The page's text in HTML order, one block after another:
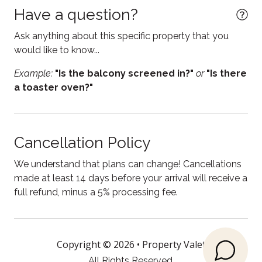
*Il s'agit d'une unité sans fumée
*Le café n'est pas fourni
CITQ #: 312349
Fire Extinguisher
Free parking
Free WiFi
Freezer
Garage
Hot water
Internet
Kitchen
Kitchen utensils
Have a question?
Ask anything about this specific property that you
would like to know...
Example: "Is the balcony screened in?" or "Is there
a toaster oven?"
Cancellation Policy
We understand that plans can change! Cancellations
made at least 14 days before your arrival will receive a
full refund, minus a 5% processing fee.
Copyright © 2026 • Property Valet